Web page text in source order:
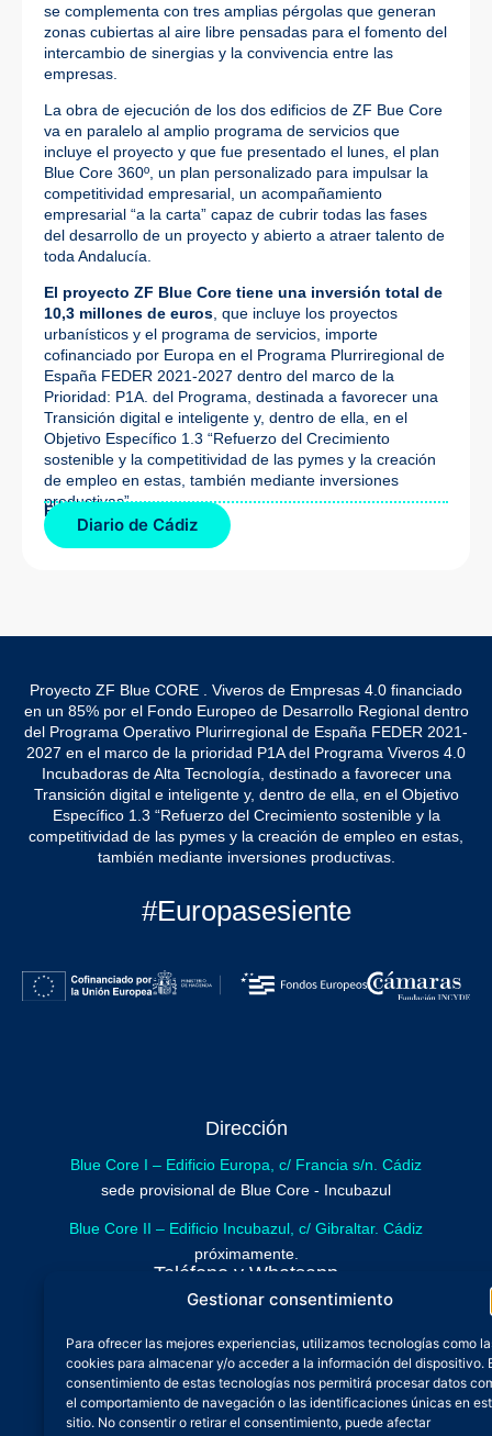
Gestionar consentimiento
Para ofrecer las mejores experiencias, utilizamos tecnologías como
cookies para almacenar y/o acceder a la información del dispositivo.
consentimiento de estas tecnologías nos permitirá procesar datos
el comportamiento de navegación o las identificaciones únicas en
sitio. No consentir o retirar el consentimiento, puede afectar
se complementa con tres amplias pérgolas que generan
zonas cubiertas al aire libre pensadas para el fomento del
intercambio de sinergias y la convivencia entre las
empresas.
La obra de ejecución de los dos edificios de ZF Bue Core
va en paralelo al amplio programa de servicios que
incluye el proyecto y que fue presentado el lunes, el plan
Blue Core 360º, un plan personalizado para impulsar la
competitividad empresarial, un acompañamiento
empresarial “a la carta” capaz de cubrir todas las fases
del desarrollo de un proyecto y abierto a atraer talento de
toda Andalucía.
El proyecto ZF Blue Core tiene una inversión total de
10,3 millones de euros, que incluye los proyectos
urbanísticos y el programa de servicios, importe
cofinanciado por Europa en el Programa Plurriregional de
España FEDER 2021-2027 dentro del marco de la
Prioridad: P1A. del Programa, destinada a favorecer una
Transición digital e inteligente y, dentro de ella, en el
Objetivo Específico 1.3 “Refuerzo del Crecimiento
sostenible y la competitividad de las pymes y la creación
de empleo en estas, también mediante inversiones
productivas”.
Fuente de la noticia:
Diario de Cádiz
Proyecto ZF Blue CORE . Viveros de Empresas 4.0 financiado
en un 85% por el Fondo Europeo de Desarrollo Regional dentro
del Programa Operativo Plurirregional de España FEDER 2021-
2027 en el marco de la prioridad P1A del Programa Viveros 4.0
Incubadoras de Alta Tecnología, destinado a favorecer una
Transición digital e inteligente y, dentro de ella, en el Objetivo
Específico 1.3 “Refuerzo del Crecimiento sostenible y la
competitividad de las pymes y la creación de empleo en estas,
también mediante inversiones productivas.
#Europasesiente
Dirección
Blue Core I – Edificio Europa, c/ Francia s/n. Cádiz
sede provisional de Blue Core - Incubazul
Blue Core II – Edificio Incubazul, c/ Gibraltar. Cádiz
próximamente.
Teléfono y Whatsapp
600 515 071
De lunes a viernes
Oficina 24/7
Atención continuada
Email